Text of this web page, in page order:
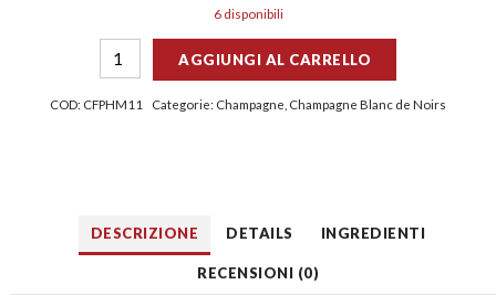
6 disponibili
AGGIUNGI AL CARRELLO
COD: CFPHM11 Categorie: Champagne Champagne Blanc de Noirs
DESCRIZIONE DETAILS INGREDIENTI
RECENSIONI (0)